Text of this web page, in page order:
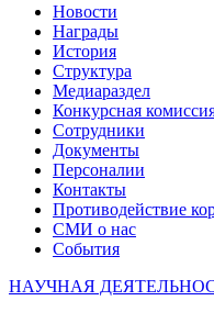
Новости
Награды
История
Структура
Медиараздел
Конкурсная
Сотрудники
Документы
Персоналии
Контакты
Противодействие
СМИ о нас
События
НАУЧНАЯ